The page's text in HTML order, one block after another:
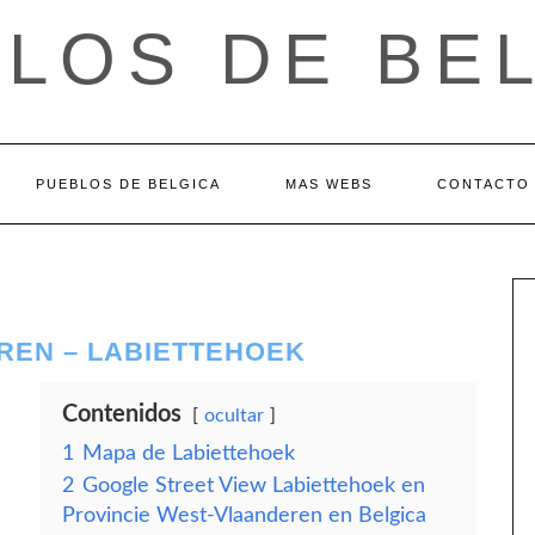
DE
PUEBLOS DE BELGICA MAS WEBS CONTACTO
– LABIETTEHOEK
Contenidos ocultar
1
Mapa de Labiettehoek
2 Google Street View Labiettehoek en
Provincie West-Vlaanderen en Belgica